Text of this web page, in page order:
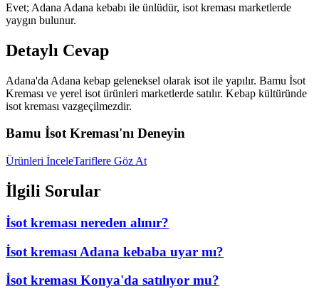
Evet; Adana Adana kebabı ile ünlüdür, isot kreması marketlerde
yaygın bulunur.
Detaylı Cevap
Adana'da Adana kebap geleneksel olarak isot ile yapılır. Bamu İsot
Kreması ve yerel isot ürünleri marketlerde satılır. Kebap kültüründe
isot kreması vazgeçilmezdir.
Bamu İsot Kreması'nı Deneyin
Ürünleri İnceleTariflere Göz At
İlgili Sorular
İsot kreması nereden alınır?
İsot kreması Adana kebaba uyar mı?
İsot kreması Konya'da satılıyor mu?